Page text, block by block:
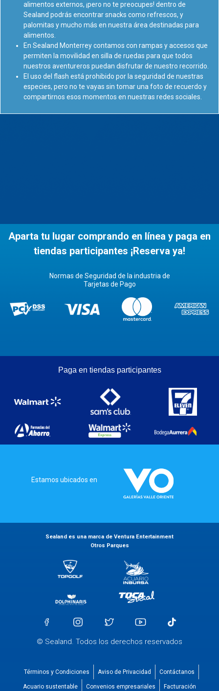
alimentos externos, ¡pero no te preocupes! dentro de
Sealand podrás encontrar snacks como refrescos, y
palomitas y mucho más en nuestra área destinadas para
alimentos.
En Sealand Monterrey contamos con rampas y accesos que
permiten la movilidad en silla de ruedas para que todos
nuestros aventureros puedan disfrutar de nuestro recorrido.
El uso del flash está prohibido por la seguridad de nuestras
especies, pero no te vayas sin tomar una foto de recuerdo y
compartirnos esos momentos en nuestras redes sociales.
Aparta tu lugar comprando en línea y paga en
tiendas participantes ¡Reserva ya!
Normas de Seguridad de la industria de
Tarjetas de Pago
Paga en tiendas participantes
Estamos ubicados en
Sealand es una marca de Ventura Entertainment
Otros Parques
© Sealand. Todos los derechos reservados
Términos y Condiciones Aviso de Privacidad Contáctanos
Acuario sustentable Convenios empresariales Facturación